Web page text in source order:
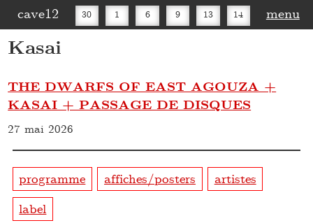
cave12 30 1 6 9 13 14 menu
Kasai
THE DWARFS OF EAST AGOUZA +
KASAI + PASSAGE DE DISQUES
27 mai 2026
programme affiches/posters
artistes
label